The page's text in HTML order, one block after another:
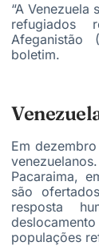
“A
refugiados
boletim.
Em
Pacaraima,
são
resposta
populações